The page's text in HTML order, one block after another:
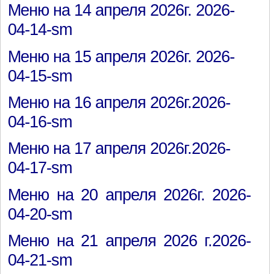
Меню на 14 апреля 2026г. 2026-
04-14-sm
Меню на 15 апреля 2026г. 2026-
04-15-sm
Меню на 16 апреля 2026г.2026-
04-16-sm
Меню на 17 апреля 2026г.2026-
04-17-sm
Меню на 20 апреля 2026г. 2026-
04-20-sm
Меню на 21 апреля 2026 г.2026-
04-21-sm